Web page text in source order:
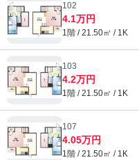
102
4.1万円
1階 / 21.50㎡ / 1K
103
4.2万円
1階 / 21.50㎡ / 1K
107
4.05万円
1階 / 21.50㎡ / 1K